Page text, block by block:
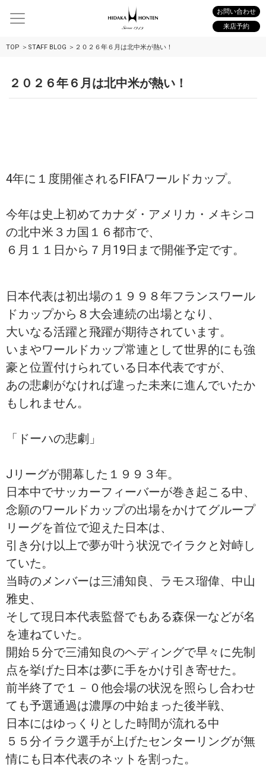
お問い合わせ
来店予約
TOP STAFF BLOG ２０２６年６月は北中米が熱い！
２０２６年６月は北中米が熱い！
4年に１度開催されるFIFAワールドカップ。
今年は史上初めてカナダ・アメリカ・メキシコ
の北中米３カ国１６都市で、
６月１１日から７月19日まで開催予定です。
日本代表は初出場の１９９８年フランスワール
ドカップから８大会連続の出場となり、
大いなる活躍と飛躍が期待されています。
いまやワールドカップ常連として世界的にも強
豪と位置付けられている日本代表ですが、
あの悲劇がなければ違った未来に進んでいたか
もしれません。
「ドーハの悲劇」
Jリーグが開幕した１９９３年。
日本中でサッカーフィーバーが巻き起こる中、
念願のワールドカップの出場をかけてグループ
リーグを首位で迎えた日本は、
引き分け以上で夢が叶う状況でイラクと対峙し
ていた。
当時のメンバーは三浦知良、ラモス瑠偉、中山
雅史、
そして現日本代表監督でもある森保一などが名
を連ねていた。
開始５分で三浦知良のヘディングで早々に先制
点を挙げた日本は夢に手をかけ引き寄せた。
前半終了で１－０他会場の状況を照らし合わせ
ても予選通過は濃厚の中始まった後半戦、
日本にはゆっくりとした時間が流れる中
５５分イラク選手が上げたセンターリングが無
情にも日本代表のネットを割った。